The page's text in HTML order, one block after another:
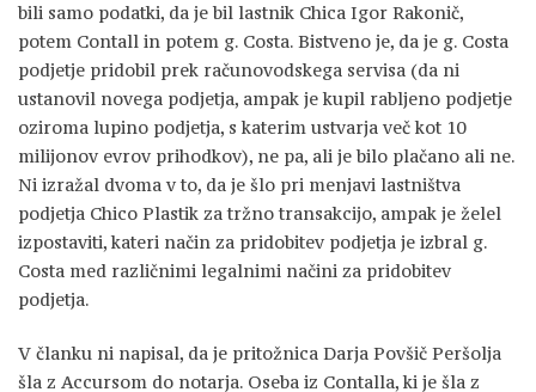
bili samo podatki, da je bil lastnik Chica Igor Rakonič,
potem Contall in potem g. Costa. Bistveno je, da je g. Costa
podjetje pridobil prek računovodskega servisa (da ni
ustanovil novega podjetja, ampak je kupil rabljeno podjetje
oziroma lupino podjetja, s katerim ustvarja več kot 10
milijonov evrov prihodkov), ne pa, ali je bilo plačano ali ne.
Ni izražal dvoma v to, da je šlo pri menjavi lastništva
podjetja Chico Plastik za tržno transakcijo, ampak je želel
izpostaviti, kateri način za pridobitev podjetja je izbral g.
Costa med različnimi legalnimi načini za pridobitev
podjetja.
V članku ni napisal, da je pritožnica Darja Povšič Peršolja
šla z Accursom do notarja. Oseba iz Contalla, ki je šla z